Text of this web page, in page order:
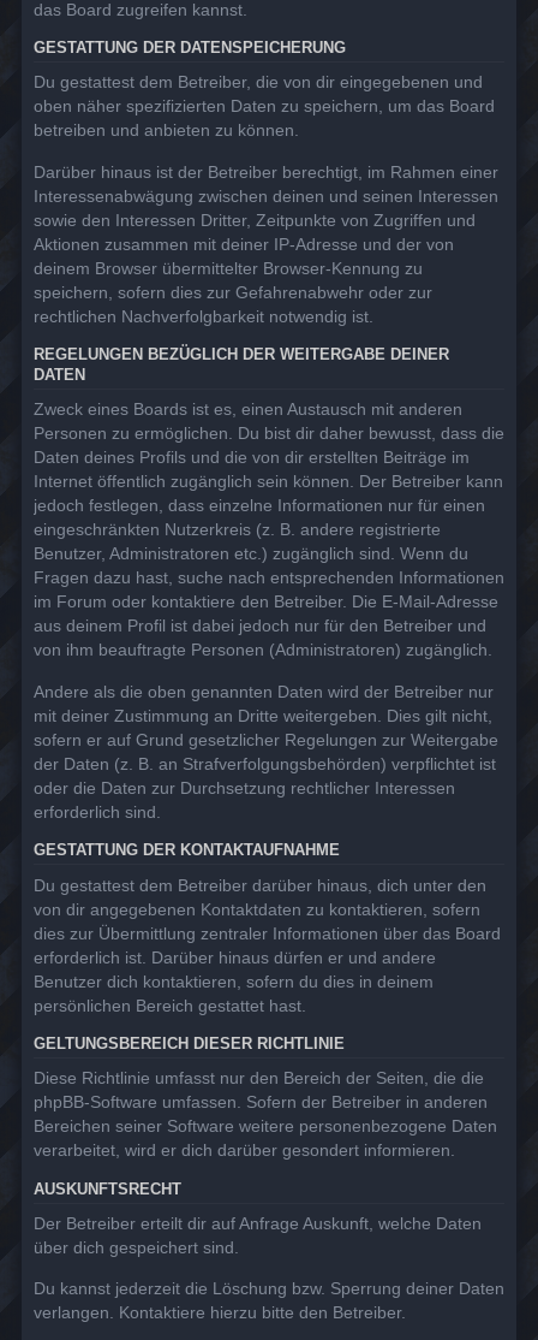
das Board zugreifen kannst.
GESTATTUNG DER DATENSPEICHERUNG
Du gestattest dem Betreiber, die von dir eingegebenen und
oben näher spezifizierten Daten zu speichern, um das Board
betreiben und anbieten zu können.
Darüber hinaus ist der Betreiber berechtigt, im Rahmen einer
Interessenabwägung zwischen deinen und seinen Interessen
sowie den Interessen Dritter, Zeitpunkte von Zugriffen und
Aktionen zusammen mit deiner IP-Adresse und der von
deinem Browser übermittelter Browser-Kennung zu
speichern, sofern dies zur Gefahrenabwehr oder zur
rechtlichen Nachverfolgbarkeit notwendig ist.
REGELUNGEN BEZÜGLICH DER WEITERGABE DEINER
DATEN
Zweck eines Boards ist es, einen Austausch mit anderen
Personen zu ermöglichen. Du bist dir daher bewusst, dass die
Daten deines Profils und die von dir erstellten Beiträge im
Internet öffentlich zugänglich sein können. Der Betreiber kann
jedoch festlegen, dass einzelne Informationen nur für einen
eingeschränkten Nutzerkreis (z. B. andere registrierte
Benutzer, Administratoren etc.) zugänglich sind. Wenn du
Fragen dazu hast, suche nach entsprechenden Informationen
im Forum oder kontaktiere den Betreiber. Die E-Mail-Adresse
aus deinem Profil ist dabei jedoch nur für den Betreiber und
von ihm beauftragte Personen (Administratoren) zugänglich.
Andere als die oben genannten Daten wird der Betreiber nur
mit deiner Zustimmung an Dritte weitergeben. Dies gilt nicht,
sofern er auf Grund gesetzlicher Regelungen zur Weitergabe
der Daten (z. B. an Strafverfolgungsbehörden) verpflichtet ist
oder die Daten zur Durchsetzung rechtlicher Interessen
erforderlich sind.
GESTATTUNG DER KONTAKTAUFNAHME
Du gestattest dem Betreiber darüber hinaus, dich unter den
von dir angegebenen Kontaktdaten zu kontaktieren, sofern
dies zur Übermittlung zentraler Informationen über das Board
erforderlich ist. Darüber hinaus dürfen er und andere
Benutzer dich kontaktieren, sofern du dies in deinem
persönlichen Bereich gestattet hast.
GELTUNGSBEREICH DIESER RICHTLINIE
Diese Richtlinie umfasst nur den Bereich der Seiten, die die
phpBB-Software umfassen. Sofern der Betreiber in anderen
Bereichen seiner Software weitere personenbezogene Daten
verarbeitet, wird er dich darüber gesondert informieren.
AUSKUNFTSRECHT
Der Betreiber erteilt dir auf Anfrage Auskunft, welche Daten
über dich gespeichert sind.
Du kannst jederzeit die Löschung bzw. Sperrung deiner Daten
verlangen. Kontaktiere hierzu bitte den Betreiber.